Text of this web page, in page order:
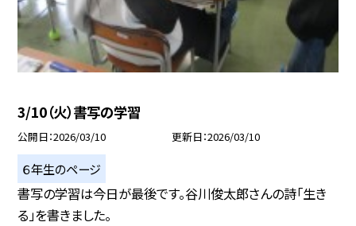
3/10（火）書写の学習
公開日 2026/03/10 更新日 2026/03/10
６年生のページ
書写の学習は今日が最後です。谷川俊太郎さんの詩「生き
る」を書きました。